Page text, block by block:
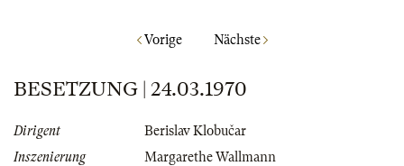
Vorige Nächste
BESETZUNG | 24.03.1970
Dirigent
Berislav Klobučar
Inszenierung
Margarethe Wallmann